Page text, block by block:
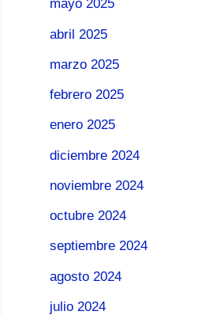
mayo 2025
abril 2025
marzo 2025
febrero 2025
enero 2025
diciembre 2024
noviembre 2024
octubre 2024
septiembre 2024
agosto 2024
julio 2024